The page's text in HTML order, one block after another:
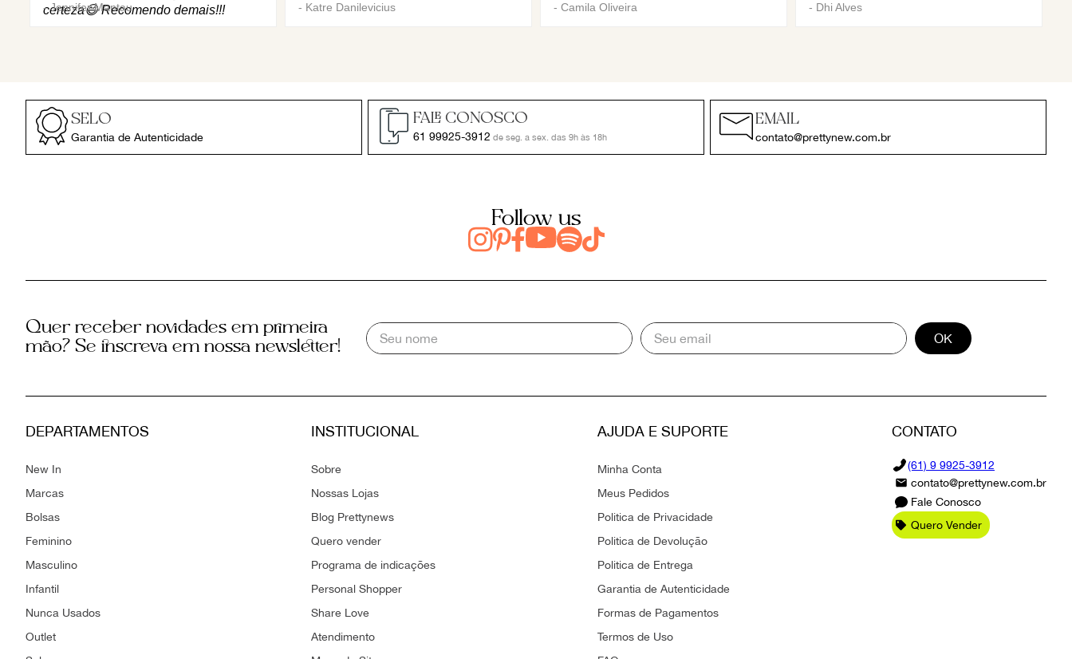
certeza😄 Recomendo demais!!!
-Jennifer Mantau - Katre Danilevicius - Camila Oliveira - Dhi Alves
SELO
Garantia de Autenticidade
FALE CONOSCO
61 99925-3912 de seg. a sex. das 9h às 18h
EMAIL
contato@prettynew.com.br
Follow us
Quer receber novidades em primeira
mão? Se inscreva em nossa newsletter!
OK
DEPARTAMENTOS
New In
Marcas
Bolsas
Feminino
Masculino
Infantil
Nunca Usados
Outlet
INSTITUCIONAL
Sobre
Nossas Lojas
Blog Prettynews
Quero vender
Programa de indicações
Personal Shopper
Share Love
Atendimento
AJUDA E SUPORTE
Minha Conta
Meus Pedidos
Politica de Privacidade
Politica de Devolução
Politica de Entrega
Garantia de Autenticidade
Formas de Pagamentos
Termos de Uso
CONTATO
(61) 9 9925-3912
contato@prettynew.com.br
Fale Conosco
Quero Vender